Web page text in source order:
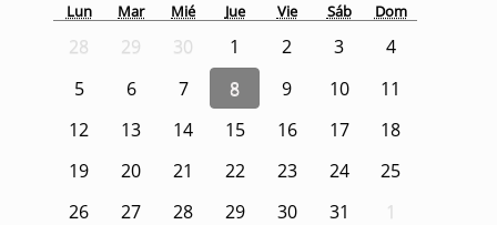
Lun Mar Mié Jue Vie Sáb Dom
28 29 30 1 2 3
4
5
6 7 8 9 10
11
12
13 14 15 16 17
18
19
20 21 22 23 24
25
26
27 28 29 30 31 1